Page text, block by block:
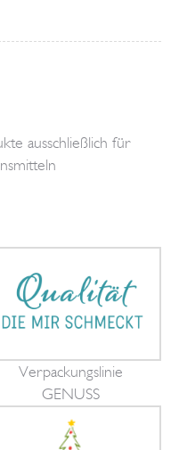
ausschließlich für
Verpackungslinie
GENUSS